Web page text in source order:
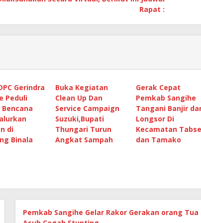
Rapat :
Gerindra
Peduli
di
Binala
Buka Kegiatan
Clean Up Dan
Service Campaign
Suzuki,Bupati
Thungari Turun
Angkat Sampah
Gerak Cepat
Pemkab Sangihe
Tangani Banjir
Longsor Di
Kecamatan
dan Tamako
Pemkab Sangihe Gelar Rakor Gerakan orang Tua